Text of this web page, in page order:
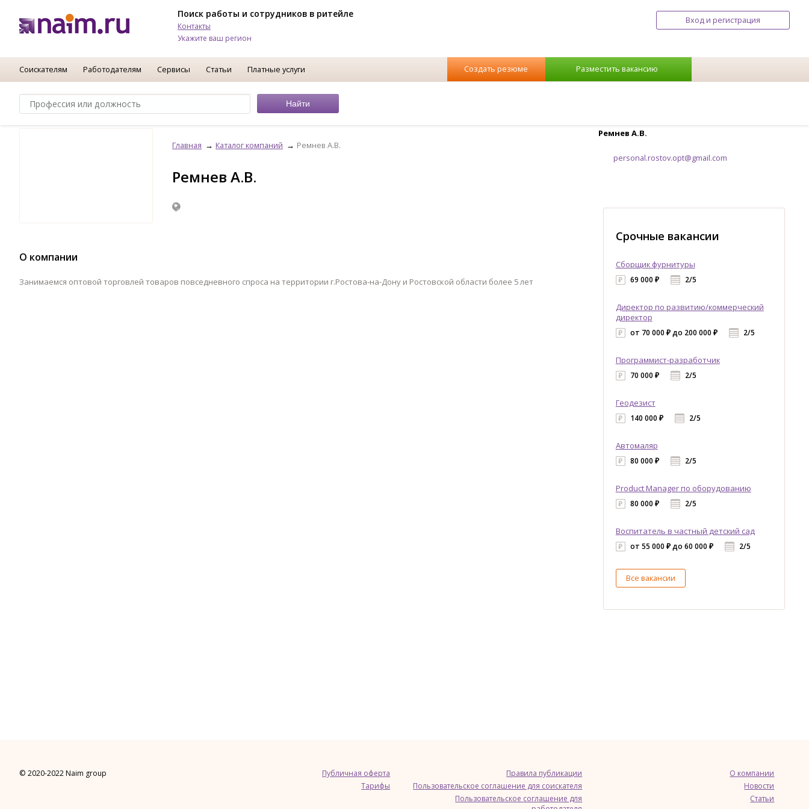
Поиск работы и сотрудников в ритейле
Контакты
Укажите ваш регион
Вход и регистрация
Соискателям Работодателям Сервисы Статьи Платные услуги Создать резюме Разместить вакансию
Главная Каталог компаний Ремнев А.В.
Ремнев А.В.
О компании
Занимаемся оптовой торговлей товаров повседневного спроса на территории г.Ростова-на-Дону и Ростовской области более 5 лет
Ремнев А.В.
personal.rostov.opt@gmail.com
Срочные вакансии
Сборщик фурнитуры
69 000 ₽ 2/5
Директор по развитию/коммерческий
директор
от 70 000 ₽ до 200 000 ₽ 2/5
Программист-разработчик
70 000 ₽ 2/5
Геодезист
140 000 ₽ 2/5
Автомаляр
80 000 ₽ 2/5
Product Manager по оборудованию
80 000 ₽ 2/5
Воспитатель в частный детский сад
от 55 000 ₽ до 60 000 ₽ 2/5
Все вакансии
© 2020-2022 Naim group
Публичная оферта
Тарифы
Правила публикации
Пользовательское соглашение для соискателя
Пользовательское соглашение для
О компании
Новости
Статьи